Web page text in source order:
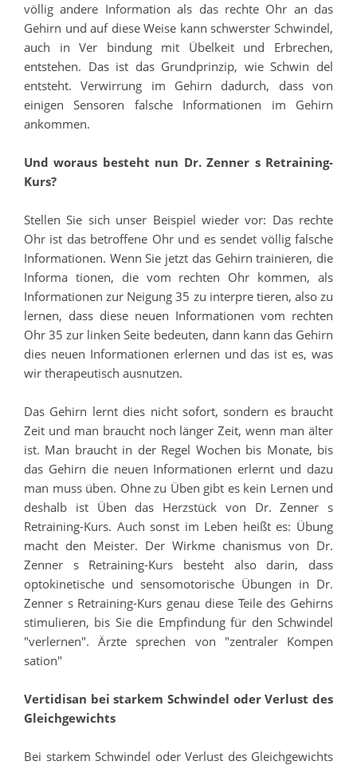
völlig andere Information als das rechte Ohr an das
Gehirn und auf diese Weise kann schwerster Schwindel,
auch in Ver bindung mit Übelkeit und Erbrechen,
entstehen. Das ist das Grundprinzip, wie Schwin del
entsteht. Verwirrung im Gehirn dadurch, dass von
einigen Sensoren falsche Informationen im Gehirn
ankommen.
Und woraus besteht nun Dr. Zenner s Retraining-
Kurs?
Stellen Sie sich unser Beispiel wieder vor: Das rechte
Ohr ist das betroffene Ohr und es sendet völlig falsche
Informationen. Wenn Sie jetzt das Gehirn trainieren, die
Informa tionen, die vom rechten Ohr kommen, als
Informationen zur Neigung 35 zu interpre tieren, also zu
lernen, dass diese neuen Informationen vom rechten
Ohr 35 zur linken Seite bedeuten, dann kann das Gehirn
dies neuen Informationen erlernen und das ist es, was
wir therapeutisch ausnutzen.
Das Gehirn lernt dies nicht sofort, sondern es braucht
Zeit und man braucht noch länger Zeit, wenn man älter
ist. Man braucht in der Regel Wochen bis Monate, bis
das Gehirn die neuen Informationen erlernt und dazu
man muss üben. Ohne zu Üben gibt es kein Lernen und
deshalb ist Üben das Herzstück von Dr. Zenner s
Retraining-Kurs. Auch sonst im Leben heißt es: Übung
macht den Meister. Der Wirkme chanismus von Dr.
Zenner s Retraining-Kurs besteht also darin, dass
optokinetische und sensomotorische Übungen in Dr.
Zenner s Retraining-Kurs genau diese Teile des Gehirns
stimulieren, bis Sie die Empfindung für den Schwindel
"verlernen". Ärzte sprechen von "zentraler Kompen
sation"
Vertidisan bei starkem Schwindel oder Verlust des
Gleichgewichts
Bei starkem Schwindel oder Verlust des Gleichgewichts